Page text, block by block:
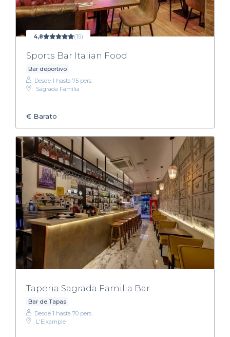
4,8 (15)
Sports Bar Italian Food
Bar deportivo
Desde 1 hasta 75 pers.
Sagrada Família
€ Barato
Taperia Sagrada Familia Bar
Bar de Tapas
Desde 1 hasta 70 pers.
L'Eixample